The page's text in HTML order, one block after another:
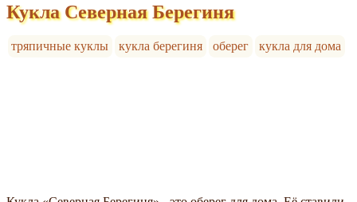
Кукла Северная Берегиня
тряпичные куклы кукла берегиня оберег кукла для дома